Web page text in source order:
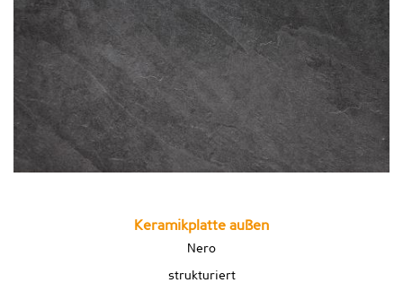
Keramikplatte außen
Nero
strukturiert